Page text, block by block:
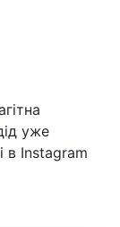
уже
в Instagram